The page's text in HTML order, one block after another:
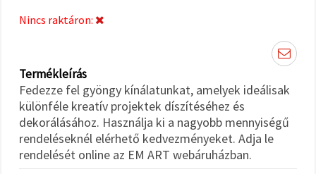
el
Nincs raktáron:
Termékleírás
Fedezze fel gyöngy kínálatunkat, amelyek ideálisak
különféle kreatív projektek díszítéséhez és
dekorálásához. Használja ki a nagyobb mennyiségű
rendeléseknél elérhető kedvezményeket. Adja le
rendelését online az EM ART webáruházban.